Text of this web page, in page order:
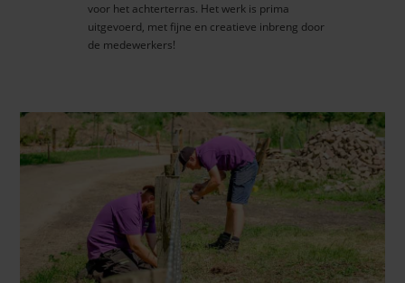
voor het achterterras. Het werk is prima
uitgevoerd, met fijne en creatieve inbreng door
de medewerkers!